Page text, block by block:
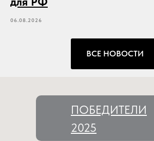
06.08.2026
ВСЕ НОВОСТИ
ПОБЕДИТЕЛИ
2025